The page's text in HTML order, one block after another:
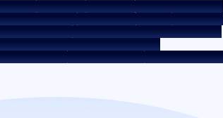
ಕುಕೀ ಪಾಲಿಸಿ ಗೌಪ್ಯತಾ ನೀತಿ
ನಿಯಮ ಮತ್ತು ಷರತ್ತುಗಳು
ಮೀಡಿಯಾ ಪಾಲಿಸಿ ಹಕ್ಕು ನಿರಾಕರಣೆ ಬಡ್ಡಿ ದರ
ಬಡ್ಡಿ ದರ ನೀತಿ
ಪಾಲುದಾರಿಕೆಗಳು
ಸಾಲಗಾರರ ಶಿಕ್ಷಣ - SMA/ NPA ವರ್ಗೀಕರಣ
ಆಡಳಿತದ ಆಂತರಿಕ ಮಾರ್ಗಸೂಚಿಗಳು
ರಿಸ್ಕ್ ಬಗ್ಗೆ ಪ್ರಕಟಣೆ ಡಿಜಿಟಲ್ ಸರ್ವಿಸ್‌ಗಳು
ಸಿಕೆವೈಸಿ ಜಾಗೃತಿ ವಿಡಿಯೋ